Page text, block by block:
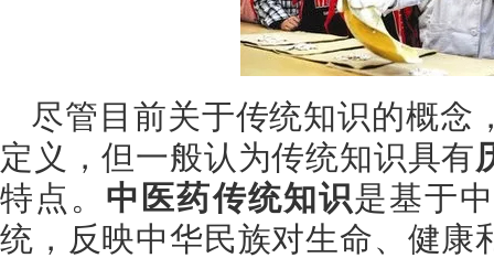
尽管目前关于传统知识的概念
定义，但一般认为传统知识具有
特点。 中医药传统知识是基于
统，反映中华民族对生命、健康